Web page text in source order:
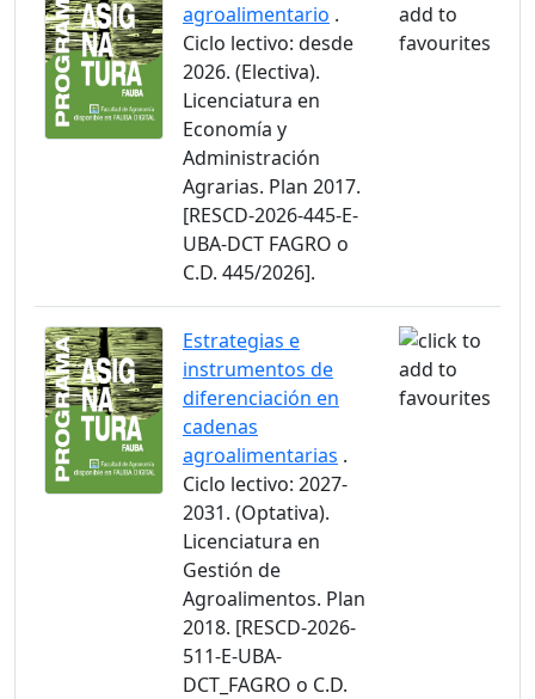
agroalimentario .
Ciclo lectivo: desde
2026. (Electiva).
Licenciatura en
Economía y
Administración
Agrarias. Plan 2017.
[RESCD-2026-445-E-
UBA-DCT FAGRO o
C.D. 445/2026].
Estrategias e
instrumentos de
diferenciación en
cadenas
agroalimentarias .
Ciclo lectivo: 2027-
2031. (Optativa).
Licenciatura en
Gestión de
Agroalimentos. Plan
2018. [RESCD-2026-
511-E-UBA-
DCT_FAGRO o C.D.